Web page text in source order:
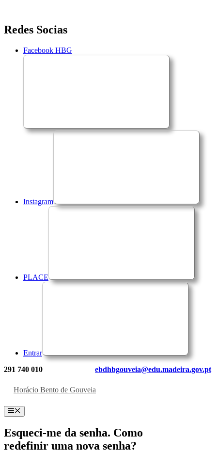
Saltar
para
conteúdo
Redes Socias
Facebook HBG
Instagram
PLACE
Entrar
291 740 010 ebdhbgouveia@edu.madeira.gov.pt
Horácio Bento de Gouveia
Menu
Esqueci-me da senha. Como
redefinir uma nova senha?